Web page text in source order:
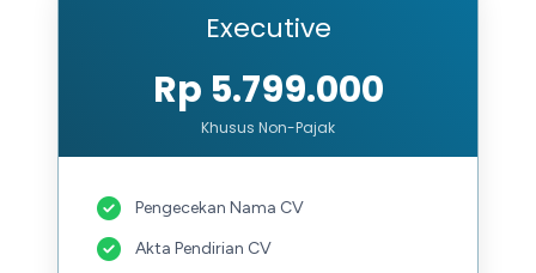
Executive
Rp 5.799.000
Khusus Non-Pajak
Pengecekan Nama CV
Akta Pendirian CV